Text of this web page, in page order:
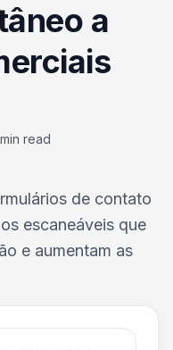
a
read
de contato
escaneáveis que
e aumentam as